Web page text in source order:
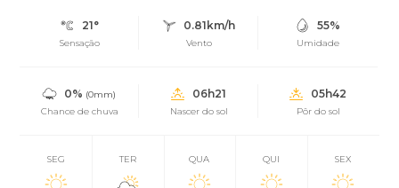
21°
Sensação
0.81km/h
Vento
55%
Umidade
0% (0mm)
Chance de chuva
06h21
Nascer do sol
05h42
Pôr do sol
SEG TER QUA QUI SEX